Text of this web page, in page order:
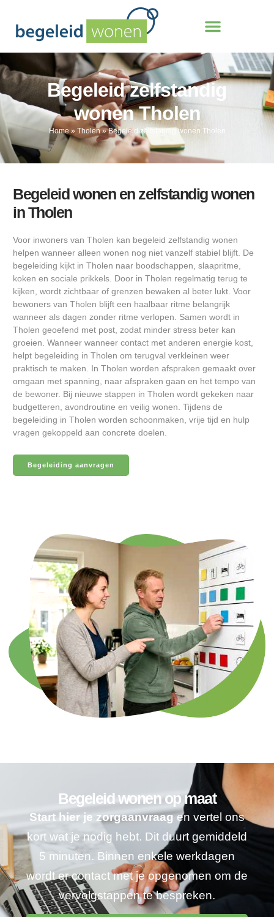
Begeleid zelfstandig
wonen Tholen
Home» Tholen»Begeleid zelfstandig wonen Tholen
Begeleid wonen en zelfstandig wonen
in Tholen
Voor inwoners van Tholen kan begeleid zelfstandig wonen
helpen wanneer alleen wonen nog niet vanzelf stabiel blijft. De
begeleiding kijkt in Tholen naar boodschappen, slaapritme,
koken en sociale prikkels. Door in Tholen regelmatig terug te
kijken, wordt zichtbaar of grenzen bewaken al beter lukt. Voor
bewoners van Tholen blijft een haalbaar ritme belangrijk
wanneer als dagen zonder ritme verlopen. Samen wordt in
Tholen geoefend met post, zodat minder stress beter kan
groeien. Wanneer wanneer contact met anderen energie kost,
helpt begeleiding in Tholen om terugval verkleinen weer
praktisch te maken. In Tholen worden afspraken gemaakt over
omgaan met spanning, naar afspraken gaan en het tempo van
de bewoner. Bij nieuwe stappen in Tholen wordt gekeken naar
budgetteren, avondroutine en veilig wonen. Tijdens de
begeleiding in Tholen worden schoonmaken, vrije tijd en hulp
vragen gekoppeld aan concrete doelen.
Begeleiding aanvragen
Begeleid wonen op maat
Start hier je zorgaanvraagen vertel ons
kort wat je nodig hebt. Dit duurt gemiddeld
5 minuten. Binnen enkele werkdagen
wordt er contact met je opgenomen om de
vervolgstappen te bespreken.